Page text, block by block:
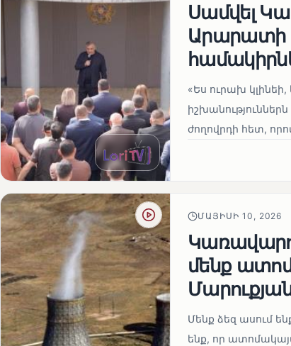
Սամվել
Արարատի
«Ես ուրախ կլինեի,
ժողովրդի հետ,
ՄԱՅԻՍԻ 10, 2026
մենք
Մենք ձեզ ասում
ենք, որ